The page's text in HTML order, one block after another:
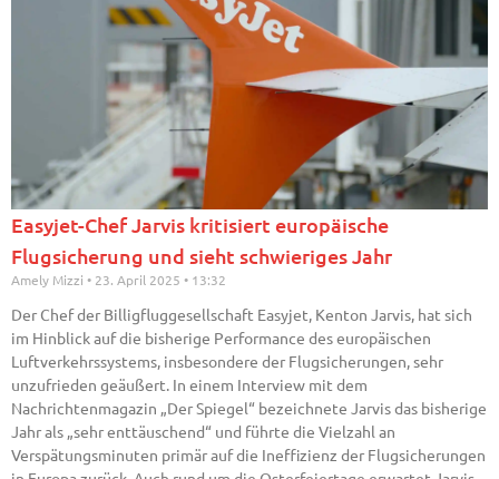
Easyjet-Chef Jarvis kritisiert europäische
Flugsicherung und sieht schwieriges Jahr
Amely Mizzi 23. April 2025 13:32
Der Chef der Billigfluggesellschaft Easyjet, Kenton Jarvis, hat sich
im Hinblick auf die bisherige Performance des europäischen
Luftverkehrssystems, insbesondere der Flugsicherungen, sehr
unzufrieden geäußert. In einem Interview mit dem
Nachrichtenmagazin „Der Spiegel“ bezeichnete Jarvis das bisherige
Jahr als „sehr enttäuschend“ und führte die Vielzahl an
Verspätungsminuten primär auf die Ineffizienz der Flugsicherungen